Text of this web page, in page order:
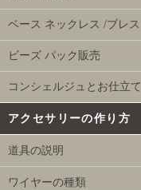
ベース ネックレス /ブレス
ビーズ パック販売
コンシェルジュとお仕立て
アクセサリーの作り方
道具の説明
ワイヤーの種類